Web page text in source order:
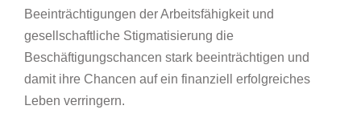
Beeinträchtigungen der Arbeitsfähigkeit und
gesellschaftliche Stigmatisierung die
Beschäftigungschancen stark beeinträchtigen und
damit ihre Chancen auf ein finanziell erfolgreiches
Leben verringern.